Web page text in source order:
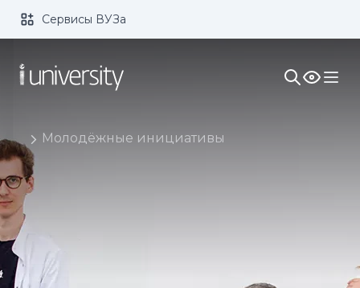
Размер шрифта: Цвет:
Изображения:
Сервисы ВУЗа
Молодёжные инициативы